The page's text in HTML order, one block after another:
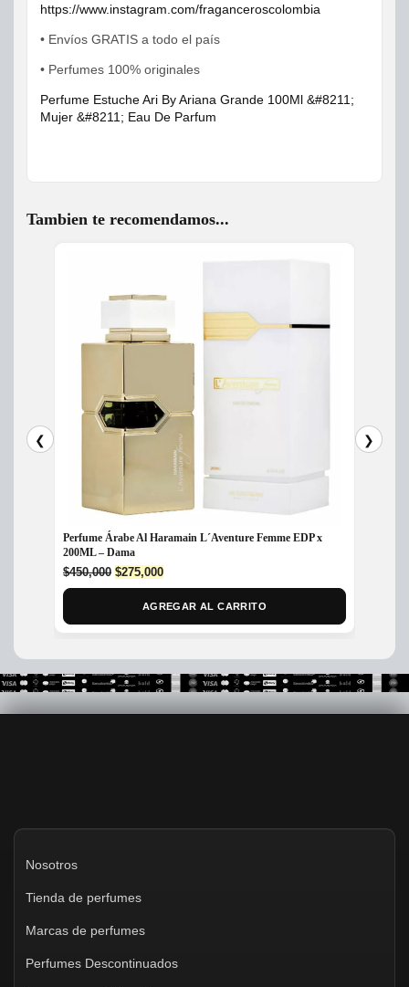
https://www.instagram.com/fraganceroscolombia
• Envíos GRATIS a todo el país
• Perfumes 100% originales
Perfume Estuche Ari By Ariana Grande 100Ml &#8211;
Mujer &#8211; Eau De Parfum
Tambien te recomendamos...
❮
Perfume Árabe Al Haramain L´Aventure Femme EDP x
200ML – Dama
$450,000 Original
price
$275,000Current
price
is:
AGREGAR AL CARRITO
❯
Nosotros
Tienda de perfumes
Marcas de perfumes
Perfumes Descontinuados